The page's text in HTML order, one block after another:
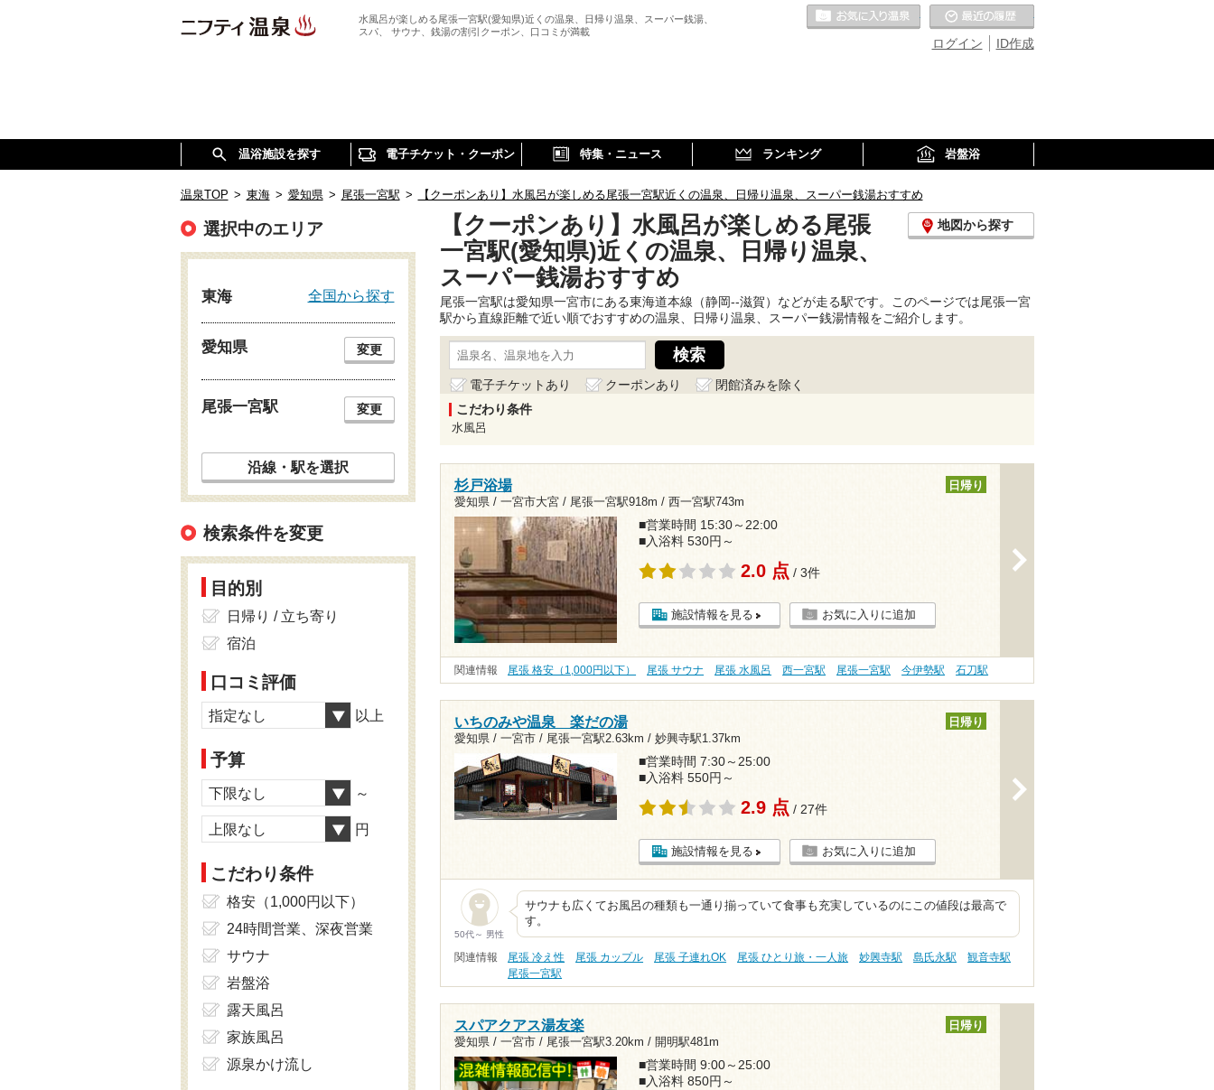
水風呂が楽しめる尾張一宮駅(愛知県)近くの温泉、日帰り温泉、スーパー銭湯、
スパ、 サウナ、銭湯の割引クーポン、口コミが満載
ID作成
ログイン
お気に入りの温泉
温浴施設を探す 電子チケット・クーポン 特集・ニュース ランキング 岩盤浴
温泉TOP > 東海 > 愛知県 > 尾張一宮駅 > 【クーポンあり】水風呂が楽しめる尾張一宮駅近くの温泉、日帰り温泉、スーパー銭湯おすすめ
【クーポンあり】水風呂が楽しめる尾張
一宮駅(愛知県)近くの温泉、日帰り温泉、
スーパー銭湯おすすめ
地図から探す
尾張一宮駅は愛知県一宮市にある東海道本線（静岡--滋賀）などが走る駅です。このページでは尾張一宮
駅から直線距離で近い順でおすすめの温泉、日帰り温泉、スーパー銭湯情報をご紹介します。
電子チケットあり クーポンあり
閉館済みを除く
こだわり条件
水風呂
杉戸浴場
愛知県 / 一宮市大宮 / 尾張一宮駅918m / 西一宮駅743m
日帰り
■営業時間 15:30～22:00
■入浴料 530円～
2.0 点 / 3件
施設情報を見る お気に入りに追加
関連情報 尾張 格安（1,000円以下） 尾張 サウナ 尾張 水風呂 西一宮駅 尾張一宮駅 今伊勢駅 石刀駅
いちのみや温泉 楽だの湯
愛知県 / 一宮市 / 尾張一宮駅2.63km / 妙興寺駅1.37km
日帰り
■営業時間 7:30～25:00
■入浴料 550円～
2.9 点 / 27件
施設情報を見る お気に入りに追加
50代～ 男性
サウナも広くてお風呂の種類も一通り揃っていて食事も充実しているのにこの値段は最高で
す。
関連情報 尾張 冷え性 尾張 カップル 尾張 子連れOK 尾張 ひとり旅・一人旅 妙興寺駅 島氏永駅
観音寺駅
尾張一宮駅
スパアクアス湯友楽
愛知県 / 一宮市 / 尾張一宮駅3.20km / 開明駅481m
日帰り
■営業時間 9:00～25:00
■入浴料 850円～
選択中のエリア
東海 全国から探す
愛知県 変更
尾張一宮駅 変更
沿線・駅を選択
検索条件を変更
目的別
日帰り / 立ち寄り
宿泊
口コミ評価
指定なし 以上
予算
下限なし ～
上限なし 円
こだわり条件
格安（1,000円以下）
24時間営業、深夜営業
サウナ
岩盤浴
露天風呂
家族風呂
源泉かけ流し